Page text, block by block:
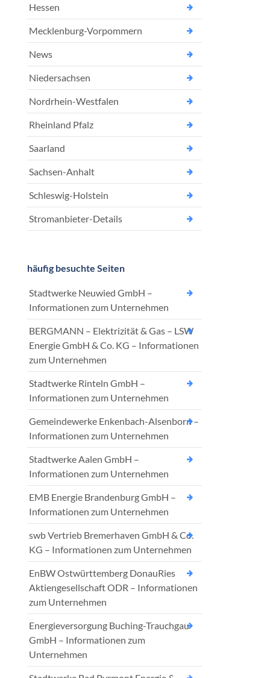
Hessen
Mecklenburg-Vorpommern
News
Niedersachsen
Nordrhein-Westfalen
Rheinland Pfalz
Saarland
Sachsen-Anhalt
Schleswig-Holstein
Stromanbieter-Details
häufig besuchte Seiten
Stadtwerke Neuwied GmbH –
Informationen zum Unternehmen
BERGMANN – Elektrizität & Gas – LSW
Energie GmbH & Co. KG – Informationen
zum Unternehmen
Stadtwerke Rinteln GmbH –
Informationen zum Unternehmen
Gemeindewerke Enkenbach-Alsenborn –
Informationen zum Unternehmen
Stadtwerke Aalen GmbH –
Informationen zum Unternehmen
EMB Energie Brandenburg GmbH –
Informationen zum Unternehmen
swb Vertrieb Bremerhaven GmbH & Co.
KG – Informationen zum Unternehmen
EnBW Ostwürttemberg DonauRies
Aktiengesellschaft ODR – Informationen
zum Unternehmen
Energieversorgung Buching-Trauchgau
GmbH – Informationen zum
Unternehmen